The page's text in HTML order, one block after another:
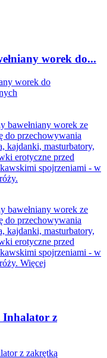
worek do...
worek ze
do przechowywania
kajdanki, masturbatory,
erotyczne przed
spojrzeniami - w
worek ze
do przechowywania
kajdanki, masturbatory,
erotyczne przed
spojrzeniami - w
Więcej
z